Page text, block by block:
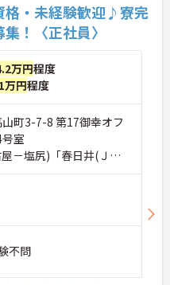
格・未経験歓迎♪寮完
！〈正社員〉
万円程度
万円程度
町3-7-8 第17御幸オフ
室
－塩尻)「春日井(ＪＲ)
不問